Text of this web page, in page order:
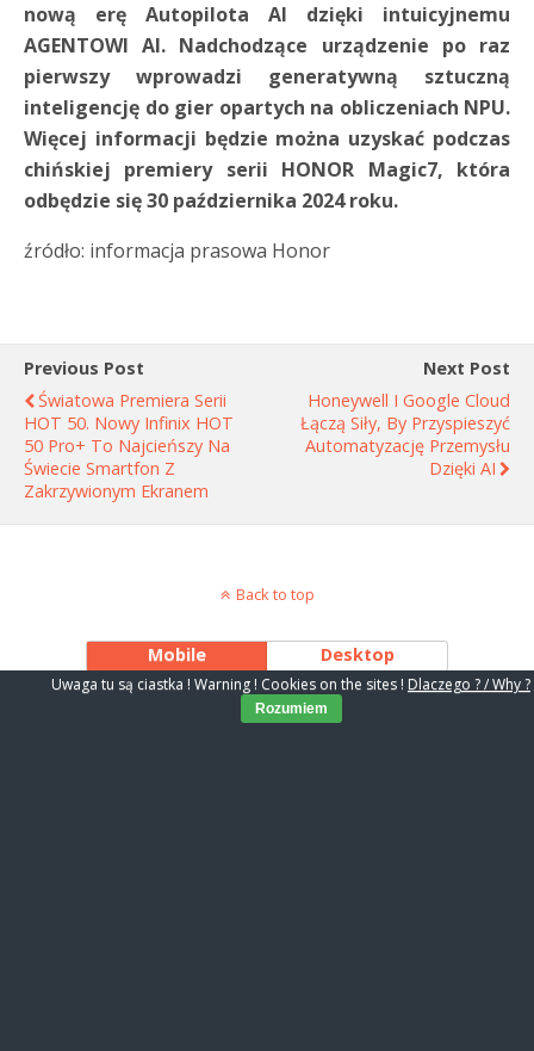
nową erę Autopilota AI dzięki intuicyjnemu
AGENTOWI AI. Nadchodzące urządzenie po raz
pierwszy wprowadzi generatywną sztuczną
inteligencję do gier opartych na obliczeniach NPU.
Więcej informacji będzie można uzyskać podczas
chińskiej premiery serii HONOR Magic7, która
odbędzie się 30 października 2024 roku.
źródło: informacja prasowa Honor
Previous Post
Światowa Premiera Serii
HOT 50. Nowy Infinix HOT
50 Pro+ To Najcieńszy Na
Świecie Smartfon Z
Zakrzywionym Ekranem
Next Post
Honeywell I Google Cloud
Łączą Siły, By Przyspieszyć
Automatyzację Przemysłu
Dzięki AI
Back to top
Mobile Desktop
Uwaga tu są ciastka ! Warning ! Cookies on the sites ! Dlaczego ? / Why ?
Rozumiem